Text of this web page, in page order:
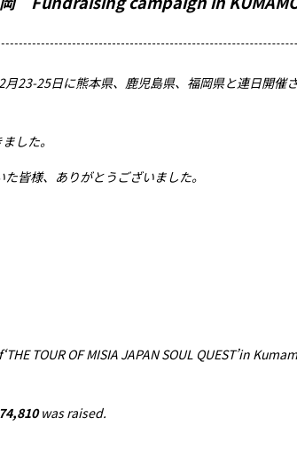
23-25日に熊本県、鹿児島県、福岡県と連日開催
した。
皆様、ありがとうございました。
TOUR OF MISIA JAPAN SOUL QUEST’in
74,810 was raised.